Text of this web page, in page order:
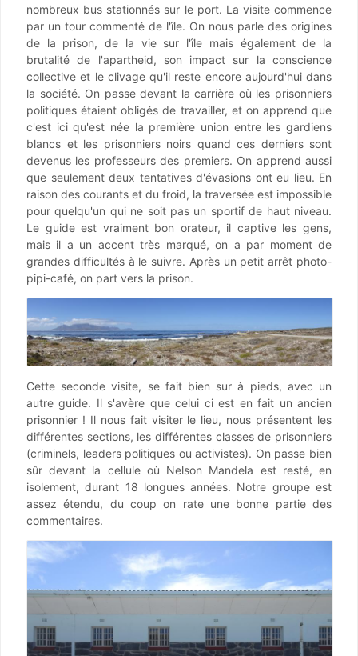
nombreux bus stationnés sur le port. La visite commence
par un tour commenté de l'île. On nous parle des origines
de la prison, de la vie sur l'île mais également de la
brutalité de l'apartheid, son impact sur la conscience
collective et le clivage qu'il reste encore aujourd'hui dans
la société. On passe devant la carrière où les prisonniers
politiques étaient obligés de travailler, et on apprend que
c'est ici qu'est née la première union entre les gardiens
blancs et les prisonniers noirs quand ces derniers sont
devenus les professeurs des premiers. On apprend aussi
que seulement deux tentatives d'évasions ont eu lieu. En
raison des courants et du froid, la traversée est impossible
pour quelqu'un qui ne soit pas un sportif de haut niveau.
Le guide est vraiment bon orateur, il captive les gens,
mais il a un accent très marqué, on a par moment de
grandes difficultés à le suivre. Après un petit arrêt photo-
pipi-café, on part vers la prison.
Cette seconde visite, se fait bien sur à pieds, avec un
autre guide. Il s'avère que celui ci est en fait un ancien
prisonnier ! Il nous fait visiter le lieu, nous présentent les
différentes sections, les différentes classes de prisonniers
(criminels, leaders politiques ou activistes). On passe bien
sûr devant la cellule où Nelson Mandela est resté, en
isolement, durant 18 longues années. Notre groupe est
assez étendu, du coup on rate une bonne partie des
commentaires.